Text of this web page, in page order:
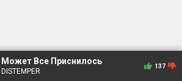
Может Все Приснилось
DISTEMPER
137